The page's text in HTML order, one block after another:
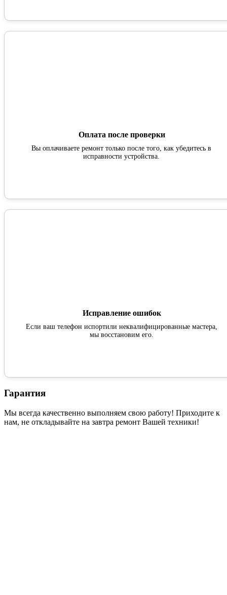
Оплата после проверки
Вы оплачиваете ремонт только после того, как убедитесь в
исправности устройства.
Исправление ошибок
Если ваш телефон испортили неквалифицированные мастера,
мы восстановим его.
Гарантия
Мы всегда качественно выполняем свою работу! Приходите к
нам, не откладывайте на завтра ремонт Вашей техники!